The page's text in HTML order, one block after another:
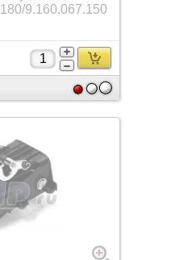
9.160.067.150